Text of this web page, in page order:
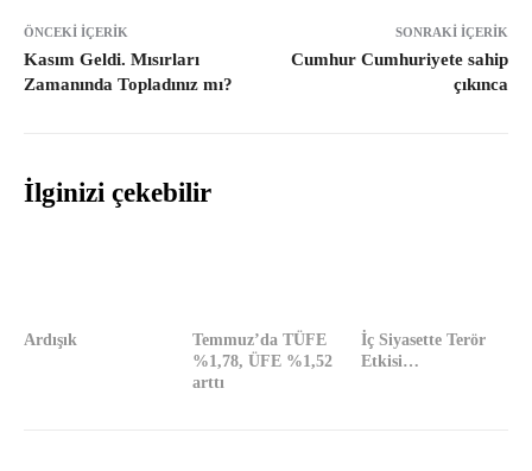
ÖNCEKI İÇERIK
Kasım Geldi. Mısırları
Zamanında Topladınız mı?
SONRAKI İÇERIK
Cumhur Cumhuriyete sahip
çıkınca
İlginizi çekebilir
Ardışık
Temmuz’da TÜFE
%1,78, ÜFE %1,52
arttı
İç Siyasette Terör
Etkisi…